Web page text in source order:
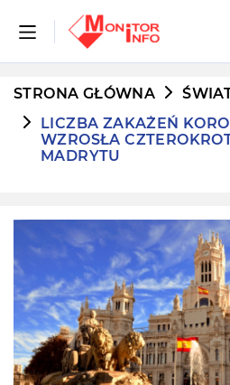
STRONA GŁÓWNA
LICZBA ZAKAŻEŃ
WZROSŁA
MADRYTU